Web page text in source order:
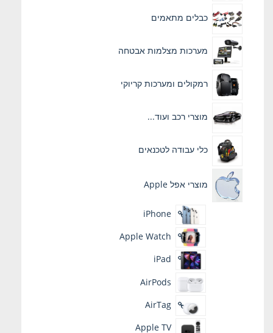
כבלים מתאמים
מערכות מצלמות אבטחה
רמקולים ומערכות קריוקי
מוצרי רכב ועוד...
כלי עבודה לטכנאים
מוצרי אפל Apple
iPhone
Apple Watch
iPad
AirPods
AirTag
Apple TV